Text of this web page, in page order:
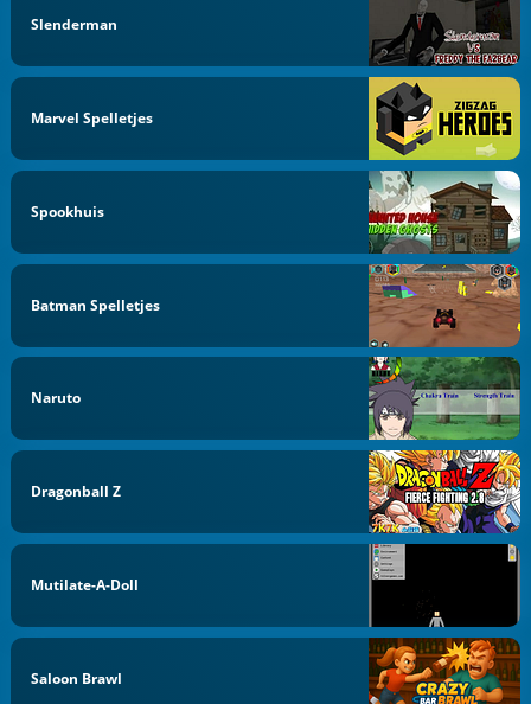
Slenderman
Marvel Spelletjes
Spookhuis
Batman Spelletjes
Naruto
Dragonball Z
Mutilate-A-Doll
Saloon Brawl